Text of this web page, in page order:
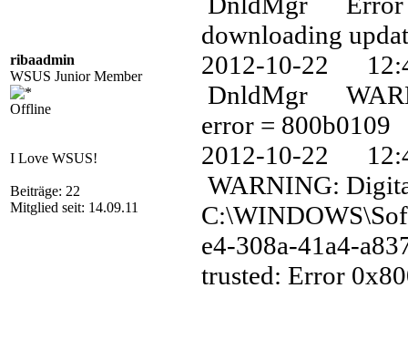
ribaadmin
WSUS Junior Member
Offline
I Love WSUS!
Beiträge: 22
Mitglied seit: 14.09.11
downloading
2012-10-22
DnldMgr
error = 800b0109
2012-10-22
WARNING:
e4-308a-41a4-
trusted: Error